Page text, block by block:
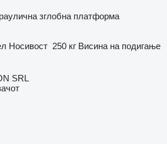
зглобна платформа
Носивост 250 кг Висина на подигање
SRL